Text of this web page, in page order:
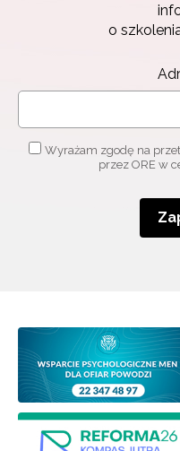
o
Wyrażam zgodę na
przez ORE w